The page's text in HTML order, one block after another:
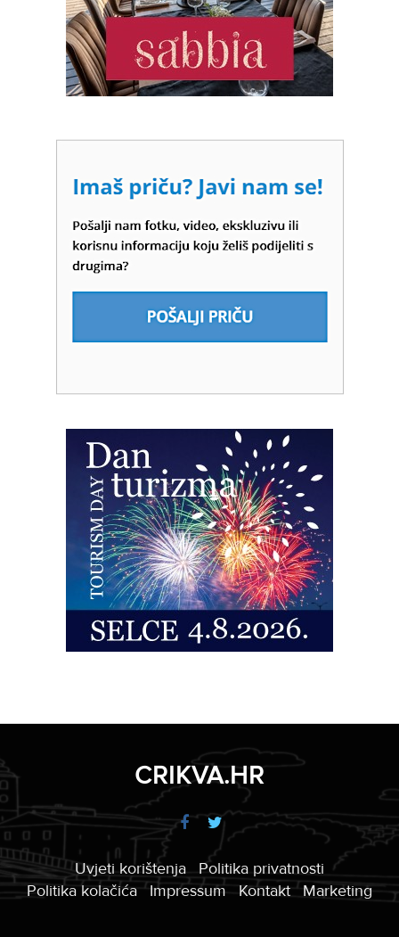
CRIKVA.HR
Uvjeti korištenja
Politika privatnosti
Politika kolačića
Impressum Kontakt Marketing